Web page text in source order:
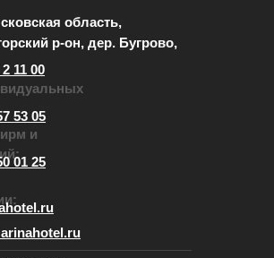
область,
р-он, дер. Бугрово,
11 00
53 05
и
01 25